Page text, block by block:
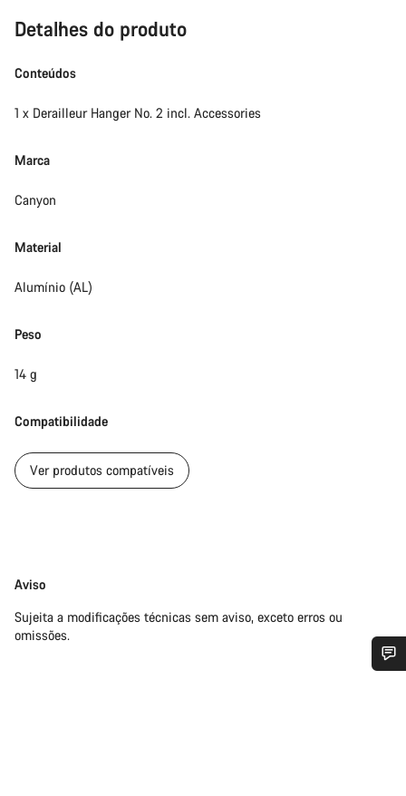
Detalhes do produto
Conteúdos
1 x Derailleur Hanger No. 2 incl. Accessories
Marca
Canyon
Material
Alumínio (AL)
Peso
14 g
Compatibilidade
Ver produtos compatíveis
Limitação
responsabilidade
Aviso
Sujeita a modificações técnicas sem aviso, exceto erros ou
omissões.